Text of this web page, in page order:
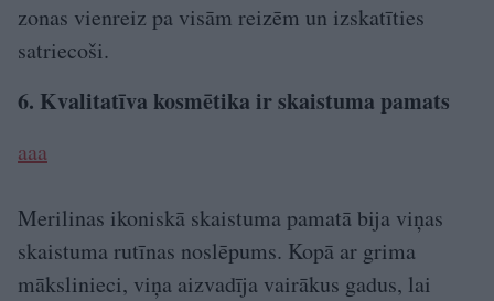
zonas vienreiz pa visām reizēm un izskatīties
satriecoši.
6. Kvalitatīva kosmētika ir skaistuma pamats
aaa
Merilinas ikoniskā skaistuma pamatā bija viņas
skaistuma rutīnas noslēpums. Kopā ar grima
mākslinieci, viņa aizvadīja vairākus gadus, lai